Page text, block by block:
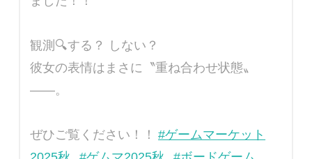
観測🔍する？ しない？
彼女の表情はまさに〝重ね合わせ状態〟
――。
ぜひご覧ください！！ #ゲームマーケット